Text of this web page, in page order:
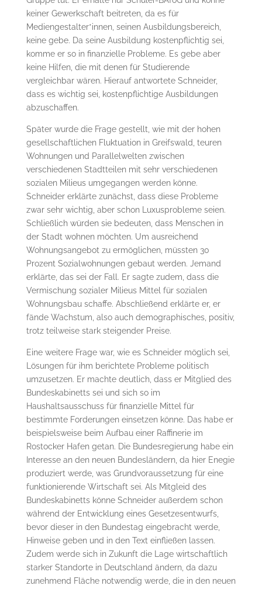
keiner Gewerkschaft beitreten, da es für
Mediengestalter*innen, seinen Ausbildungsbereich,
keine gebe. Da seine Ausbildung kostenpflichtig sei,
komme er so in finanzielle Probleme. Es gebe aber
keine Hilfen, die mit denen für Studierende
vergleichbar wären. Hierauf antwortete Schneider,
dass es wichtig sei, kostenpflichtige Ausbildungen
abzuschaffen.
Später wurde die Frage gestellt, wie mit der hohen
gesellschaftlichen Fluktuation in Greifswald, teuren
Wohnungen und Parallelwelten zwischen
verschiedenen Stadtteilen mit sehr verschiedenen
sozialen Milieus umgegangen werden könne.
Schneider erklärte zunächst, dass diese Probleme
zwar sehr wichtig, aber schon Luxusprobleme seien.
Schließlich würden sie bedeuten, dass Menschen in
der Stadt wohnen möchten. Um ausreichend
Wohnungsangebot zu ermöglichen, müssten 30
Prozent Sozialwohnungen gebaut werden. Jemand
erklärte, das sei der Fall. Er sagte zudem, dass die
Vermischung sozialer Milieus Mittel für sozialen
Wohnungsbau schaffe. Abschließend erklärte er, er
fände Wachstum, also auch demographisches, positiv,
trotz teilweise stark steigender Preise.
Eine weitere Frage war, wie es Schneider möglich sei,
Lösungen für ihm berichtete Probleme politisch
umzusetzen. Er machte deutlich, dass er Mitglied des
Bundeskabinetts sei und sich so im
Haushaltsausschuss für finanzielle Mittel für
bestimmte Forderungen einsetzen könne. Das habe er
beispielsweise beim Aufbau einer Raffinerie im
Rostocker Hafen getan. Die Bundesregierung habe ein
Interesse an den neuen Bundesländern, da hier Enegie
produziert werde, was Grundvoraussetzung für eine
funktionierende Wirtschaft sei. Als Mitgleid des
Bundeskabinetts könne Schneider außerdem schon
während der Entwicklung eines Gesetzesentwurfs,
bevor dieser in den Bundestag eingebracht werde,
Hinweise geben und in den Text einfließen lassen.
Zudem werde sich in Zukunft die Lage wirtschaftlich
starker Standorte in Deutschland ändern, da dazu
zunehmend Fläche notwendig werde, die in den neuen